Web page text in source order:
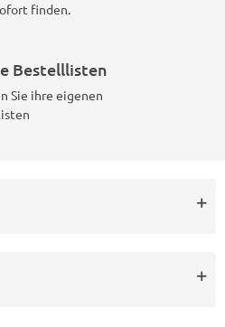
finden.
Bestelllisten
Sie ihre eigenen